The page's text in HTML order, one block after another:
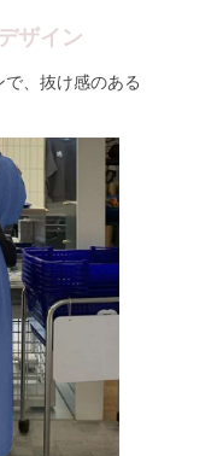
ザイン
、抜け感のある